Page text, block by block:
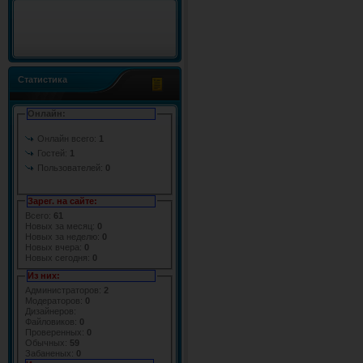
Статистика
Онлайн:
Онлайн всего: 1
Гостей: 1
Пользователей: 0
Зарег. на сайте:
Всего: 61
Новых за месяц: 0
Новых за неделю: 0
Новых вчера: 0
Новых сегодня: 0
Из них:
Администраторов: 2
Модераторов: 0
Дизайнеров:
Файловиков: 0
Проверенных: 0
Обычных: 59
Забаненых: 0